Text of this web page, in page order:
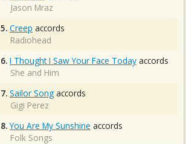
Jason Mraz
5. Creep accords
Radiohead
6. I Thought I Saw Your Face Today accords
She and Him
7. Sailor Song accords
Gigi Perez
8. You Are My Sunshine accords
Folk Songs